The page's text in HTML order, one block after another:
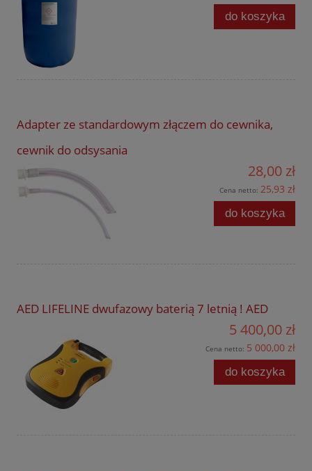
do koszyka
Adapter ze standardowym złączem do cewnika,
cewnik do odsysania
28,00 zł
Cena netto: 25,93 zł
do koszyka
AED LIFELINE dwufazowy baterią 7 letnią ! AED
5 400,00 zł
Cena netto: 5 000,00 zł
do koszyka